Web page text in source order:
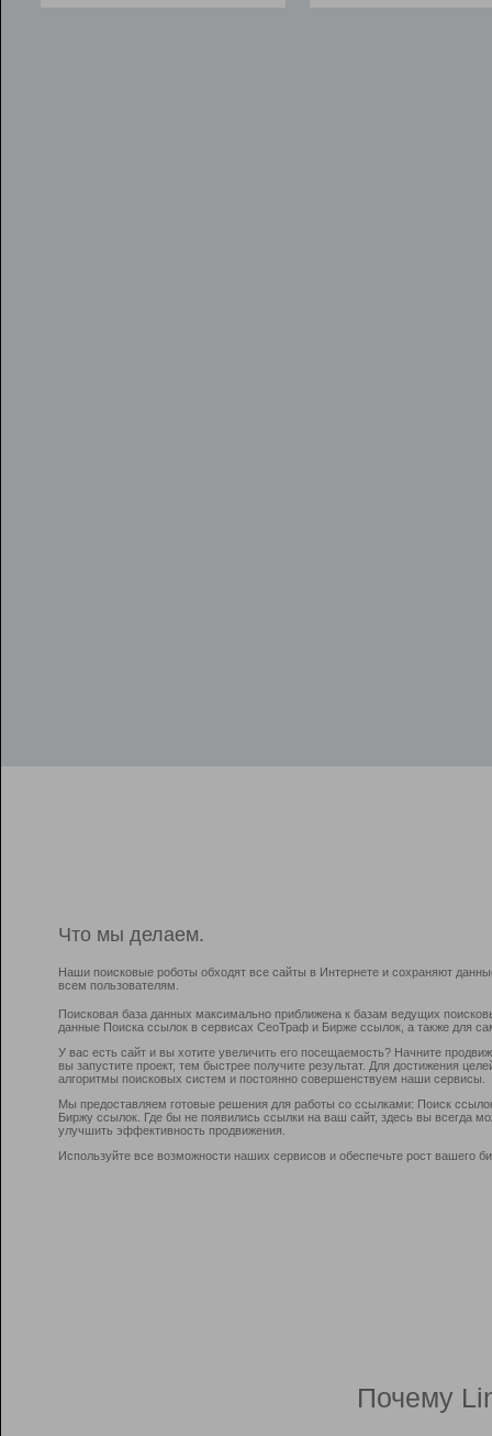
Что мы делаем.
Наши поисковые роботы обходят все сайты в Интернете и сохраняют
всем пользователям.
Поисковая база данных максимально приближена к базам ведущих
данные Поиска ссылок в сервисах СеоТраф и Бирже ссылок, а также для
У вас есть сайт и вы хотите увеличить его посещаемость? Начните
вы запустите проект, тем быстрее получите результат. Для достижения
алгоритмы поисковых систем и постоянно совершенствуем наши сервисы.
Мы предоставляем готовые решения для работы со ссылками: Поиск
Биржу ссылок. Где бы не появились ссылки на ваш сайт, здесь вы всегда
улучшить эффективность продвижения.
Используйте все возможности наших сервисов и обеспечьте рост вашего
Почему